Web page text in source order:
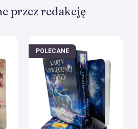
149,- PLN
przez redakcję
POLECANE